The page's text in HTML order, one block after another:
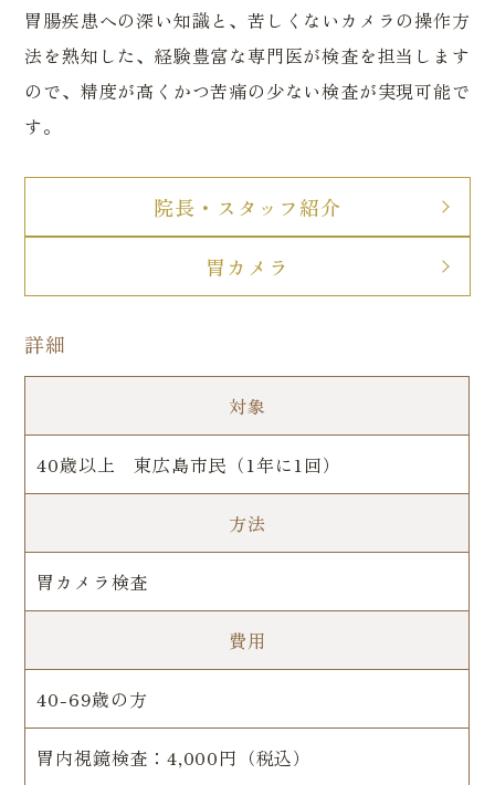
胃腸疾患への深い知識と、苦しくないカメラの操作方
法を熟知した、経験豊富な専門医が検査を担当します
ので、精度が高くかつ苦痛の少ない検査が実現可能で
す。
院長・スタッフ紹介
胃カメラ
詳細
対象
40歳以上 東広島市民（1年に1回）
方法
胃カメラ検査
費用
40-69歳の方
胃内視鏡検査：4,000円（税込）